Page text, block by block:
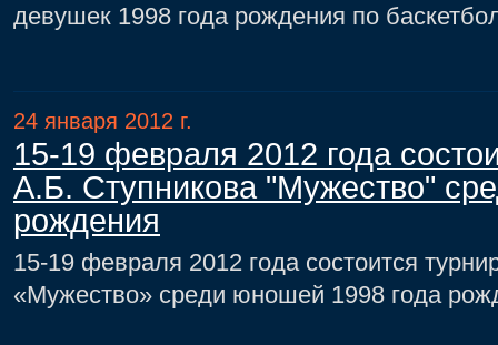
девушек 1998 года рождения по
24 января 2012 г.
15-19 февраля 2012 года
А.Б. Ступникова "Мужество"
рождения
15-19 февраля 2012 года состоится
«Мужество» среди юношей 1998 года